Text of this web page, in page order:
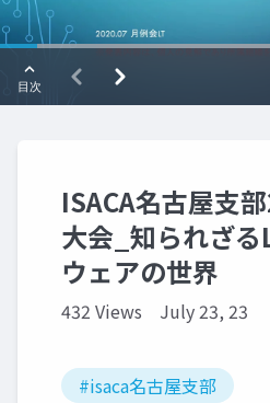
ISACA名古屋支
大会_知られざる
ウェアの世界
432 Views July 23, 23
#isaca名古屋支部